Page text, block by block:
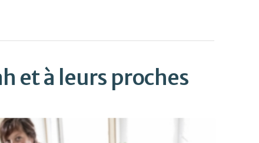
et à leurs proches